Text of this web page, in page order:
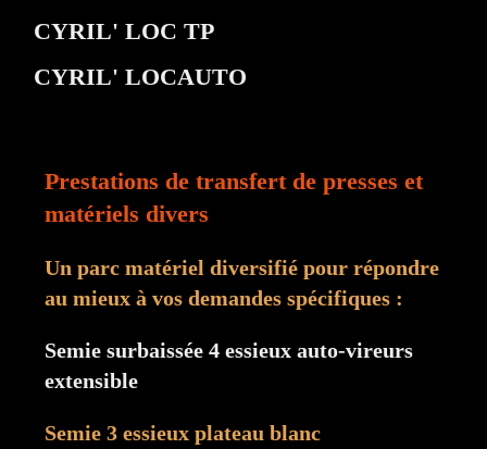
CYRIL' LOC TP
CYRIL' LOCAUTO
Prestations de transfert de presses et
matériels divers
Un parc matériel diversifié pour répondre
au mieux à vos demandes spécifiques :
Semie surbaissée 4 essieux auto-vireurs
extensible
Semie 3 essieux plateau blanc